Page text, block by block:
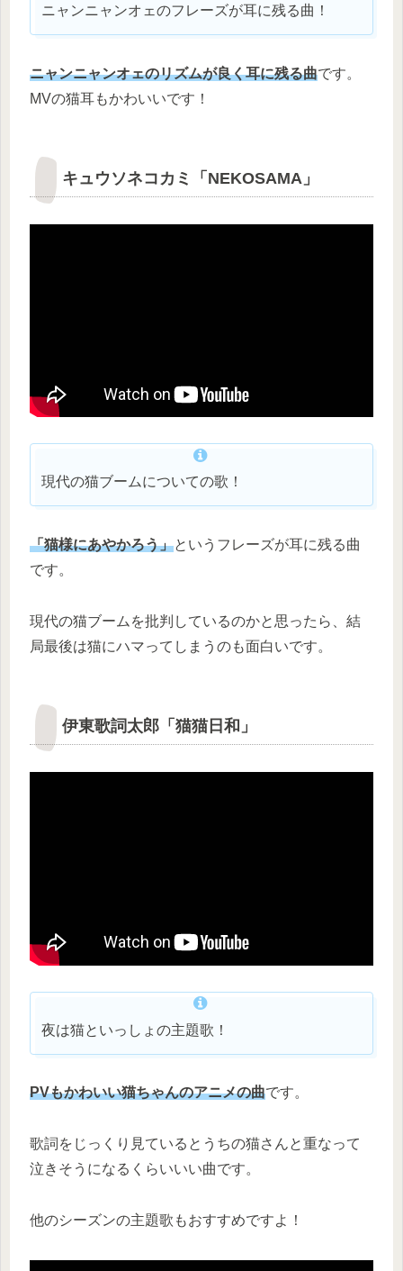
ニャンニャンオェのフレーズが耳に残る曲！
ニャンニャンオェのリズムが良く耳に残る曲です。
MVの猫耳もかわいいです！
キュウソネコカミ「NEKOSAMA」
現代の猫ブームについての歌！
「猫様にあやかろう」というフレーズが耳に残る曲
です。
現代の猫ブームを批判しているのかと思ったら、結
局最後は猫にハマってしまうのも面白いです。
伊東歌詞太郎「猫猫日和」
夜は猫といっしょの主題歌！
PVもかわいい猫ちゃんのアニメの曲です。
歌詞をじっくり見ているとうちの猫さんと重なって
泣きそうになるくらいいい曲です。
他のシーズンの主題歌もおすすめですよ！